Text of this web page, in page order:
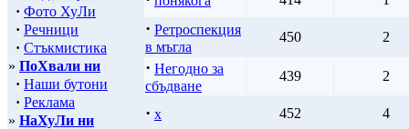
· Фото ХуЛи
· Речници
· Стъкмистика
» ПоХвали ни
· Наши бутони
· Реклама
» НаХуЛи ни
· Ретроспекция
в мъгла
450 2
· Негодно за
сбъдване
439 2
· x 452 4